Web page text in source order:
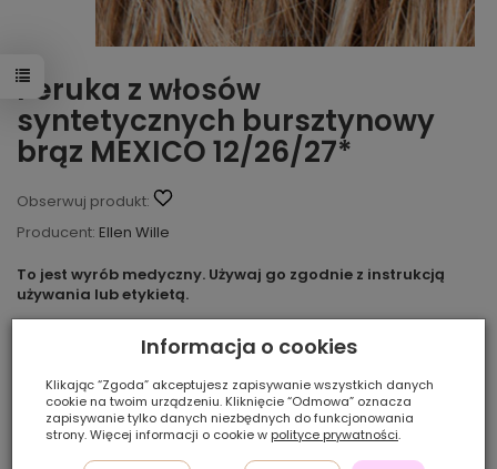
Peruka z włosów
syntetycznych bursztynowy
brąz MEXICO 12/26/27*
Obserwuj produkt:
Producent: Ellen Wille
To jest wyrób medyczny. Używaj go zgodnie z instrukcją
używania lub etykietą.
Dostępne kilka sztuk
Ilość szt.:
300,00 zł
Informacja o cookies
Klikając “Zgoda” akceptujesz zapisywanie wszystkich danych
cookie na twoim urządzeniu. Kliknięcie “Odmowa” oznacza
zapisywanie tylko danych niezbędnych do funkcjonowania
strony. Więcej informacji o cookie w polityce prywatności.